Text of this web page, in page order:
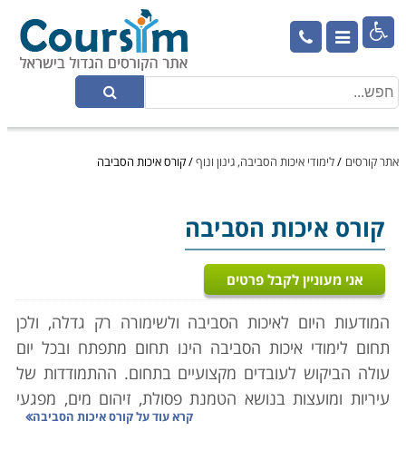

אתר קורסים /לימודי איכות הסביבה, גינון ונוף/קורס איכות הסביבה
קורס איכות הסביבה
אני מעוניין לקבל פרטים
המודעות היום לאיכות הסביבה ולשימורה רק גדלה, ולכן
תחום לימודי איכות הסביבה הינו תחום מתפתח ובכל יום
עולה הביקוש לעובדים מקצועיים בתחום. ההתמודדות של
עיריות ומועצות בנושא הטמנת פסולת, זיהום מים, מפגעי
רעש ושל המדינה בנושא זיהום אוויר, פיתוח כבישים
קרא עוד עלקורס איכות הסביבה